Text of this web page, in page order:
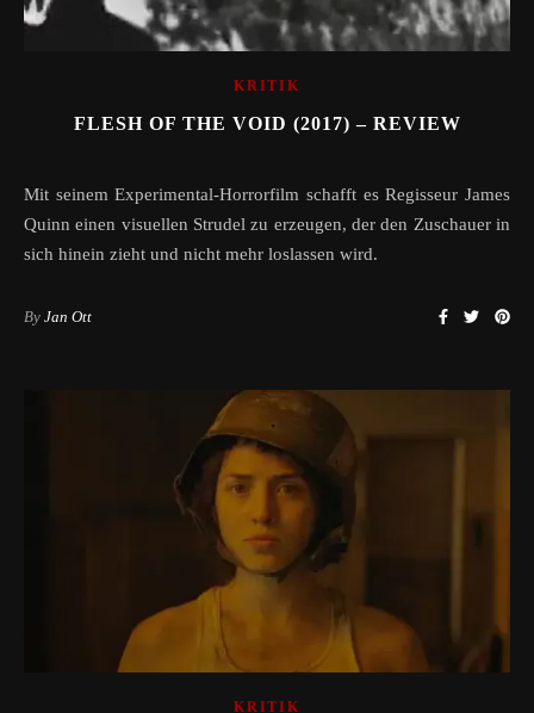
KRITIK
FLESH OF THE VOID (2017) – REVIEW
Mit seinem Experimental-Horrorfilm schafft es Regisseur James
Quinn einen visuellen Strudel zu erzeugen, der den Zuschauer in
sich hinein zieht und nicht mehr loslassen wird.
By Jan Ott
KRITIK